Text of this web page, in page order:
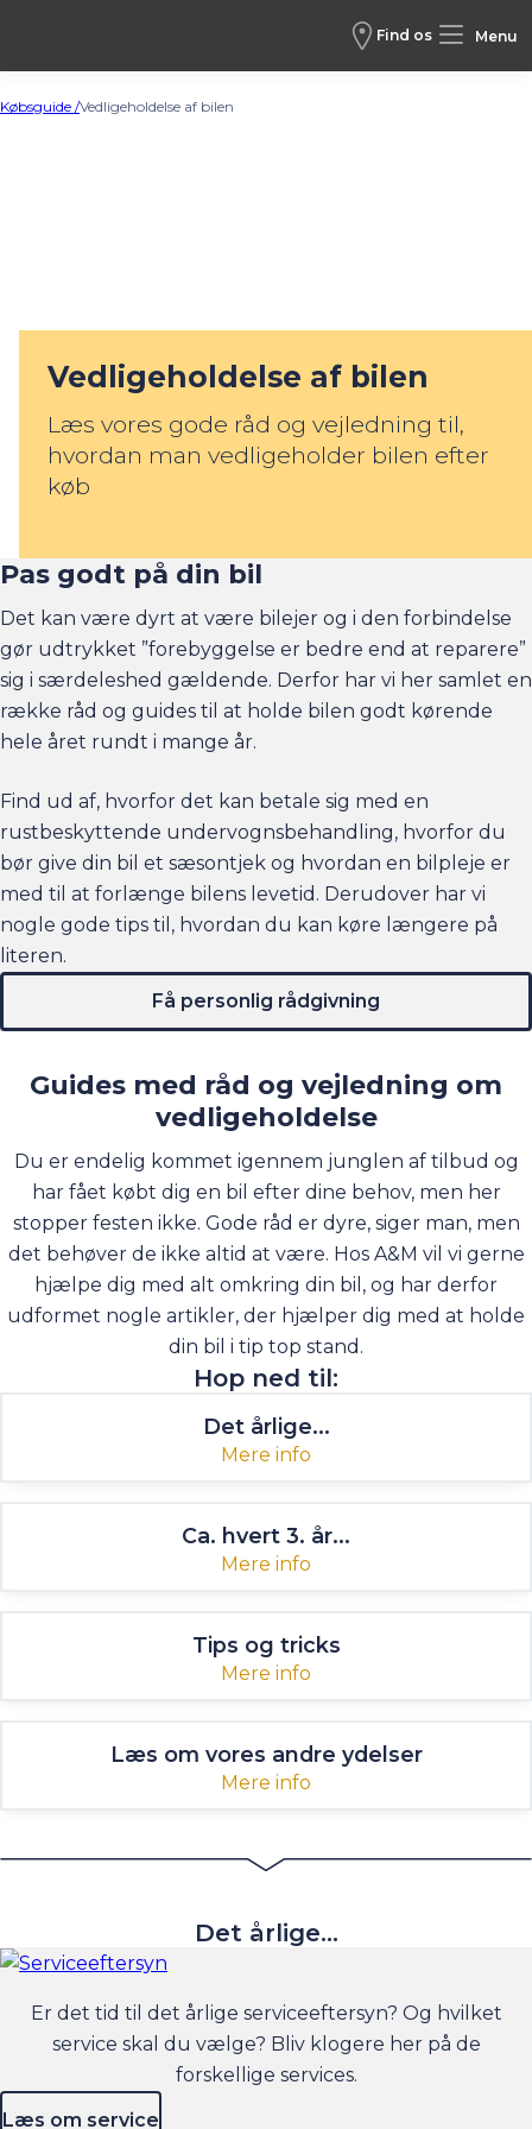
Find os Menu
Købsguide /Vedligeholdelse af bilen
Vedligeholdelse af bilen
Læs vores gode råd og vejledning til,
hvordan man vedligeholder bilen efter
køb
Pas godt på din bil
Det kan være dyrt at være bilejer og i den forbindelse
gør udtrykket ”forebyggelse er bedre end at reparere”
sig i særdeleshed gældende. Derfor har vi her samlet en
række råd og guides til at holde bilen godt kørende
hele året rundt i mange år.
Find ud af, hvorfor det kan betale sig med en
rustbeskyttende undervognsbehandling, hvorfor du
bør give din bil et sæsontjek og hvordan en bilpleje er
med til at forlænge bilens levetid. Derudover har vi
nogle gode tips til, hvordan du kan køre længere på
literen.
Få personlig rådgivning
Guides med råd og vejledning om
vedligeholdelse
Du er endelig kommet igennem junglen af tilbud og
har fået købt dig en bil efter dine behov, men her
stopper festen ikke. Gode råd er dyre, siger man, men
det behøver de ikke altid at være. Hos A&M vil vi gerne
hjælpe dig med alt omkring din bil, og har derfor
udformet nogle artikler, der hjælper dig med at holde
din bil i tip top stand.
Hop ned til:
Det årlige...
Mere info
Ca. hvert 3. år...
Mere info
Tips og tricks
Mere info
Læs om vores andre ydelser
Mere info
Det årlige...
Er det tid til det årlige serviceeftersyn? Og hvilket
service skal du vælge? Bliv klogere her på de
forskellige services.
Læs om service